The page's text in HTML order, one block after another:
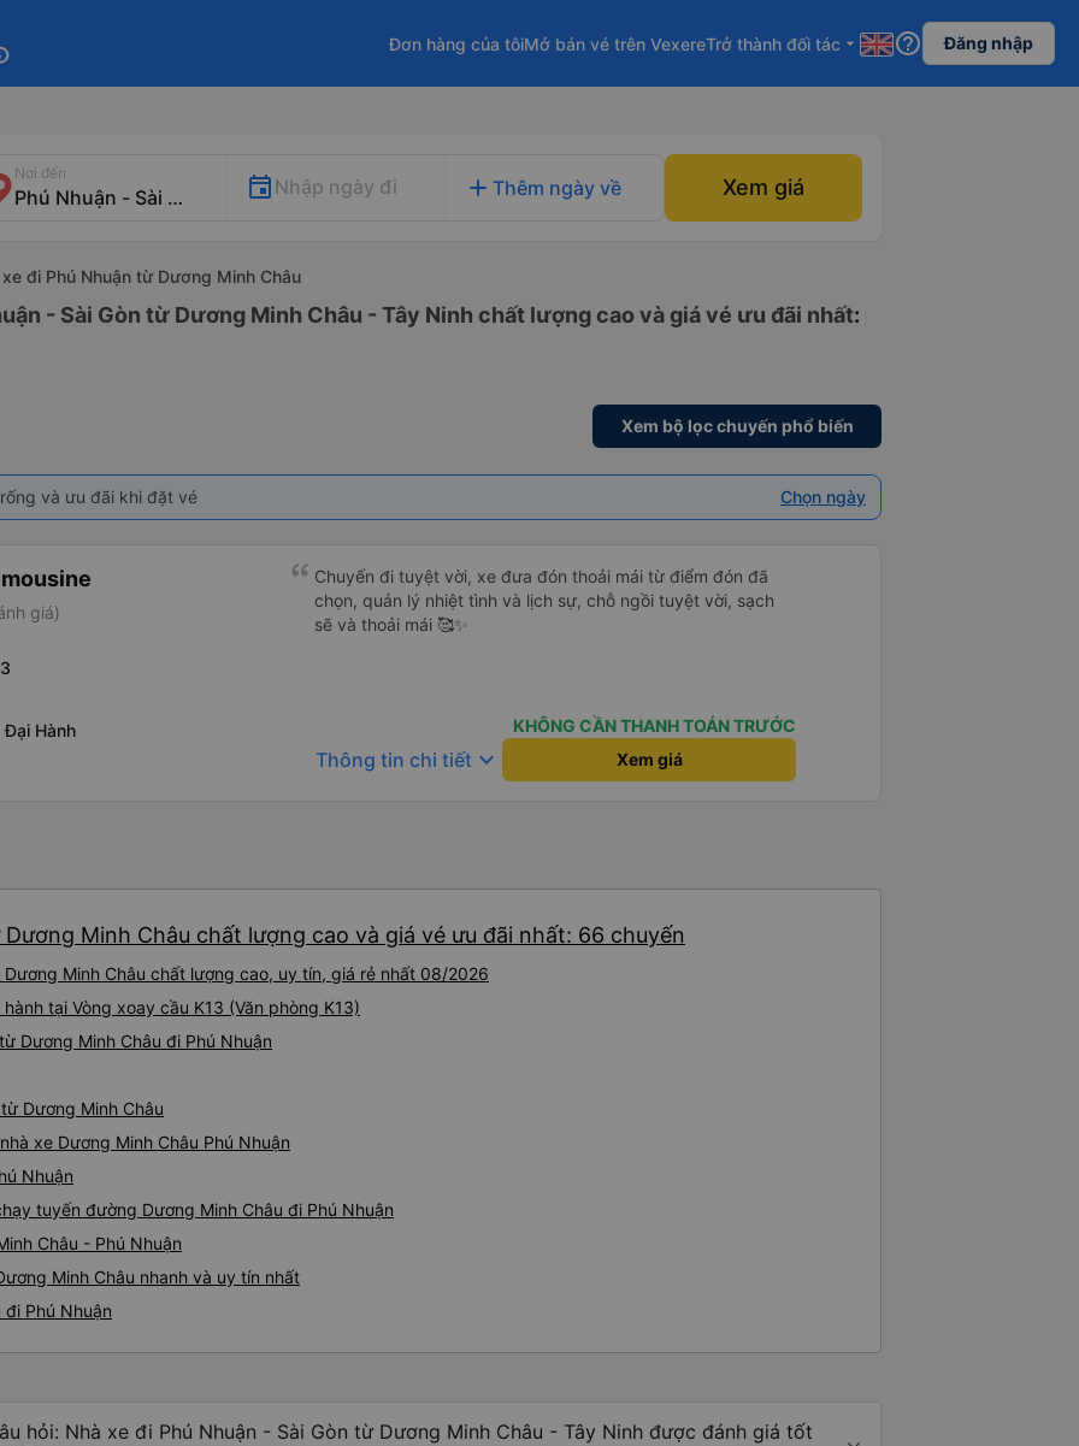
Đơn hàng của tôiMở bán vé trên VexereTrở thành đối tác arrow_drop_down help_outline Đăng nhập
Nơi đến
Nhập ngày đi add Thêm ngày về Xem giá
xe đi Phú Nhuận từ Dương Minh Châu
- Sài Gòn từ Dương Minh Châu - Tây Ninh chất lượng cao và giá vé ưu đãi nhất:
Xem bộ lọc chuyến phổ biến
và ưu đãi khi đặt vé Chọn ngày
giá)
Đại Hành
Chuyến đi tuyệt vời, xe đưa đón thoải mái từ điểm đón đã
chọn, quản lý nhiệt tình và lịch sự, chỗ ngồi tuyệt vời, sạch
sẽ và thoải mái 🥰✨
KHÔNG CẦN THANH TOÁN TRƯỚC
Thông tin chi tiết keyboard_arrow_down Xem giá
Minh Châu chất lượng cao và giá vé ưu đãi nhất: 66 chuyến
Minh Châu chất lượng cao, uy tín, giá rẻ nhất 08/2026
tại Vòng xoay cầu K13 (Văn phòng K13)
Dương Minh Châu đi Phú Nhuận
Dương Minh Châu
xe Dương Minh Châu Phú Nhuận
Nhuận
tuyến đường Dương Minh Châu đi Phú Nhuận
Châu - Phú Nhuận
Minh Châu nhanh và uy tín nhất
Phú Nhuận
hỏi: Nhà xe đi Phú Nhuận - Sài Gòn từ Dương Minh Châu - Tây Ninh được đánh giá tốt